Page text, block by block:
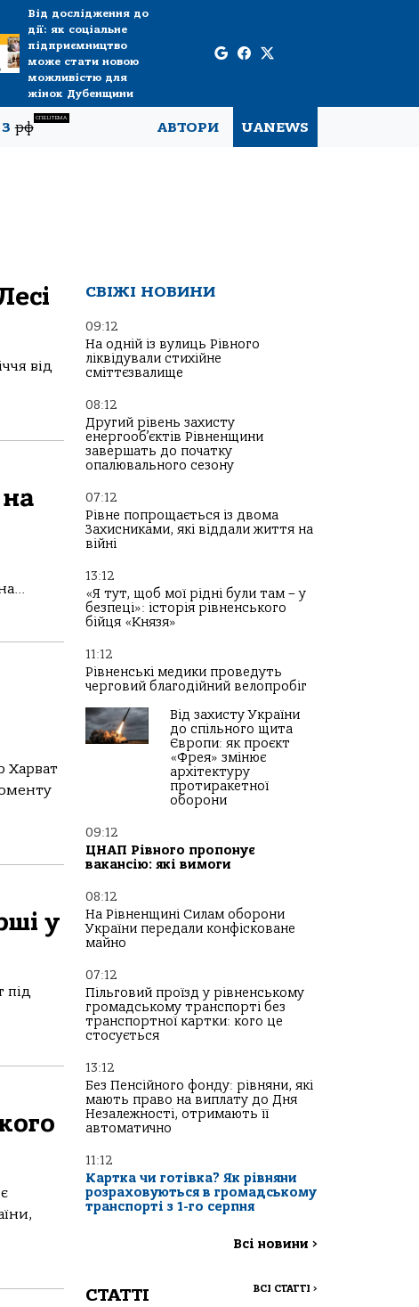
Від дослідження до
дії: як соціальне
підприємництво
може стати новою
можливістю для
жінок Дубенщини
Зрф
СПЕЦТЕМА
АВТОРИ UANEWS
від
Харват
у
під
СВІЖІ НОВИНИ
09:12
На одній із вулиць Рівного
ліквідували стихійне
сміттєзвалище
08:12
Другий рівень захисту
енергооб’єктів Рівненщини
завершать до початку
опалювального сезону
07:12
Рівне попрощається із двома
Захисниками, які віддали життя на
війні
13:12
«Я тут, щоб мої рідні були там – у
безпеці»: історія рівненського
бійця «Князя»
11:12
Рівненські медики проведуть
черговий благодійний велопробіг
Від захисту України
до спільного щита
Європи: як проєкт
«Фрея» змінює
архітектуру
протиракетної
оборони
09:12
ЦНАП Рівного пропонує
вакансію: які вимоги
08:12
На Рівненщині Силам оборони
України передали конфісковане
майно
07:12
Пільговий проїзд у рівненському
громадському транспорті без
транспортної картки: кого це
стосується
13:12
Без Пенсійного фонду: рівняни, які
мають право на виплату до Дня
Незалежності, отримають її
автоматично
11:12
Картка чи готівка? Як рівняни
розраховуються в громадському
транспорті з 1-го серпня
Всі новини >
СТАТТІ ВСІ СТАТТІ >